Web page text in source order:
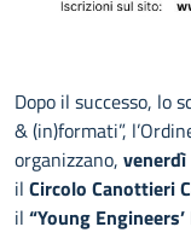
Dopo il successo, lo
& (in)formati”,
organizzano,
il Circolo Canottieri
il “Young Engineers’